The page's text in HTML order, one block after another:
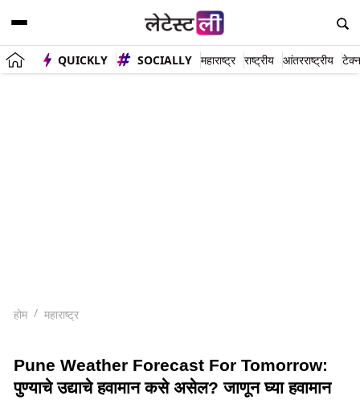
QUICKLY SOCIALLY महाराष्ट्र राष्ट्रीय आंतरराष्ट्रीय
होम महाराष्ट्र
Pune Weather Forecast For Tomorrow:
पुण्याचे उद्याचे हवामान कसे असेल? जाणून घ्या हवामान